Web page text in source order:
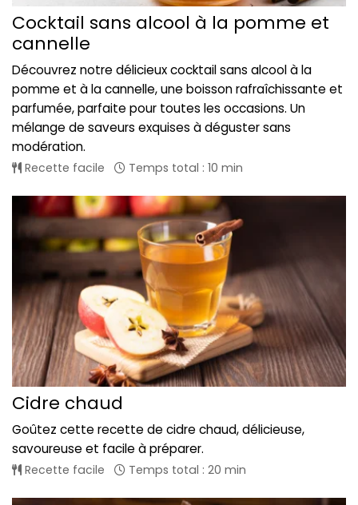
Cocktail sans alcool à la pomme et
cannelle
Découvrez notre délicieux cocktail sans alcool à la
pomme et à la cannelle, une boisson rafraîchissante et
parfumée, parfaite pour toutes les occasions. Un
mélange de saveurs exquises à déguster sans
modération.
Recette facile Temps total : 10 min
Cidre chaud
Goûtez cette recette de cidre chaud, délicieuse,
savoureuse et facile à préparer.
Recette facile Temps total : 20 min